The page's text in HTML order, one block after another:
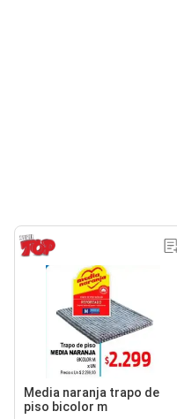
Media naranja trapo de
piso bicolor m